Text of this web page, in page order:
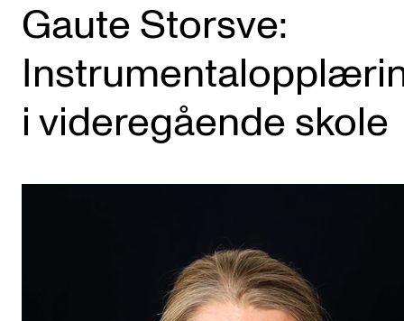
Alle studier
Bachelor
Master
Doktorgrad
Årsstudium og videreutdanning
Gaute Storsve:
i videregående skole